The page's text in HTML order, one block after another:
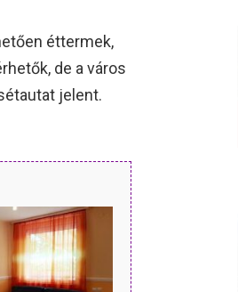
éttermek,
de a város
jelent.